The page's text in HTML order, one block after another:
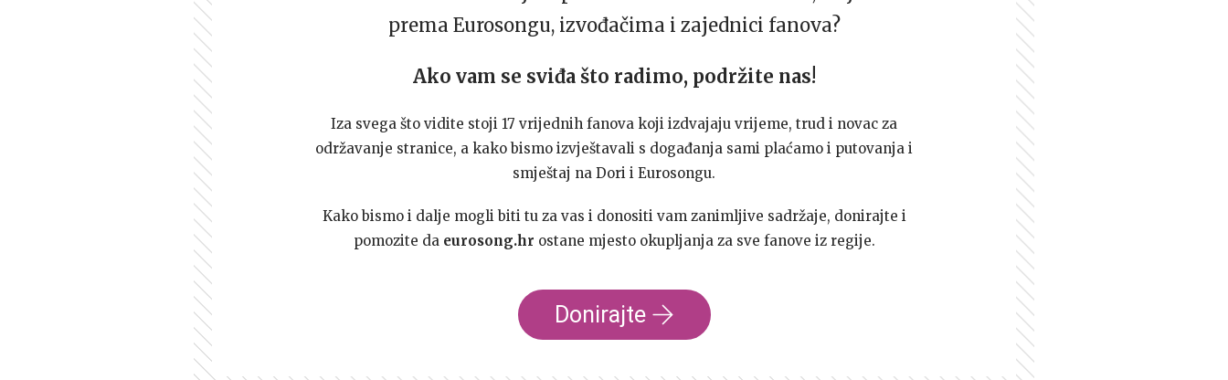
prema Eurosongu, izvođačima i zajednici fanova?
Ako vam se sviđa što radimo, podržite nas!
Iza svega što vidite stoji 17 vrijednih fanova koji izdvajaju vrijeme, trud i novac za
održavanje stranice, a kako bismo izvještavali s događanja sami plaćamo i putovanja i
smještaj na Dori i Eurosongu.
Kako bismo i dalje mogli biti tu za vas i donositi vam zanimljive sadržaje, donirajte i
pomozite da eurosong.hr ostane mjesto okupljanja za sve fanove iz regije.
Donirajte